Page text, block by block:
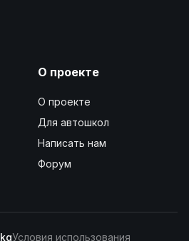
О проекте
О проекте
Для автошкол
Написать нам
Форум
Условия использования